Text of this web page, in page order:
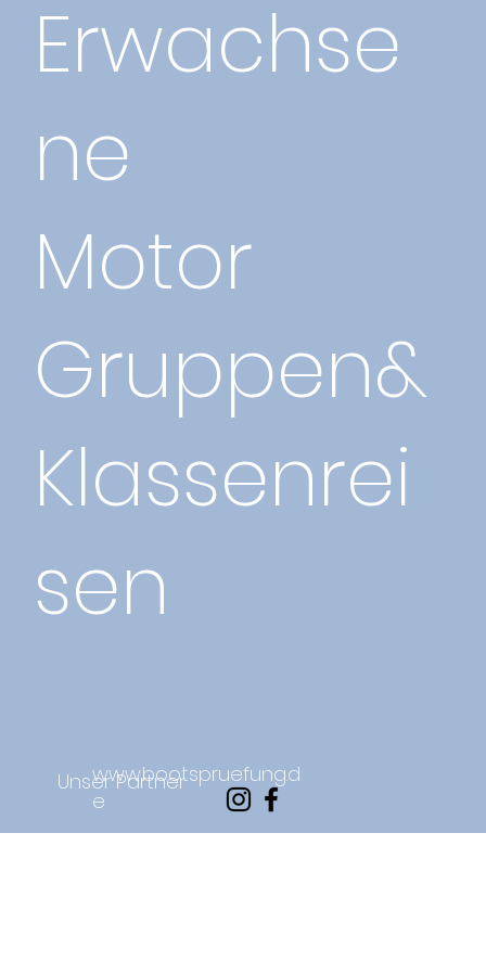
Erwachse
ne
Motor
Gruppen&
Klassenrei
sen
www.bootspruefung.d
e
Unser Partner